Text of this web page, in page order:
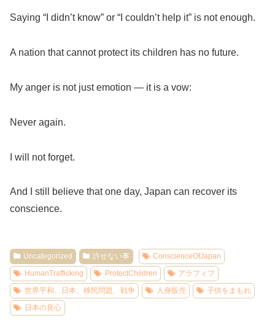
Saying “I didn’t know” or “I couldn’t help it” is not enough.
A nation that cannot protect its children has no future.
My anger is not just emotion — it is a vow:
Never again.
I will not forget.
And I still believe that one day, Japan can recover its
conscience.
Uncategorized 許せない事
ConscienceOfJapan
HumanTrafficking
ProtectChildren
アラフィフ
世界平和、日本、移民問題、戦争
人身販売
子供をまもれ
日本の良心